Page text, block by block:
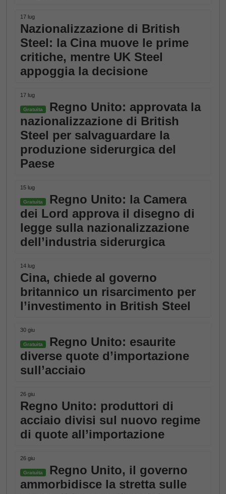
17 lug
Nazionalizzazione di British
Steel: la Cina muove le prime
critiche, mentre UK Steel
appoggia la decisione
17 lug
Gratuita
Regno Unito: approvata la
nazionalizzazione di British
Steel per salvaguardare la
produzione siderurgica del
Paese
15 lug
Gratuita
Regno Unito: la Camera
dei Lord approva il disegno di
legge sulla nazionalizzazione
dell’industria siderurgica
14 lug
Cina, chiede al governo
britannico un risarcimento per
l’investimento in British Steel
30 giu
Gratuita
Regno Unito: esaurite
diverse quote d’importazione
sull’acciaio
26 giu
Regno Unito: produttori di
acciaio divisi sul nuovo regime
di quote all’importazione
26 giu
Gratuita
Regno Unito, il governo
ammorbidisce la stretta sulle